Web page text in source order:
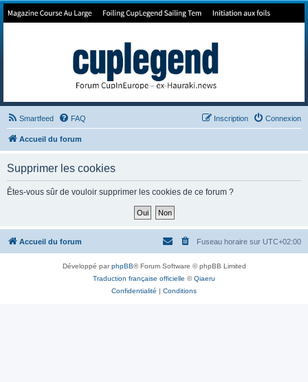
Forum de Cup In Europe
Smartfeed FAQ Connexion
Inscription
Accueil du forum
Supprimer les cookies
Êtes-vous sûr de vouloir supprimer les cookies de ce forum ?
Accueil du forum Fuseau horaire sur UTC+02:00
Développé parphpBB® Forum Software © phpBB Limited
Traduction française officielle ©Qiaeru
Confidentialité
Conditions